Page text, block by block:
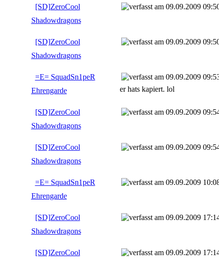
[SD]ZeroCool
09.09.2009
Shadowdragons
[SD]ZeroCool
09.09.2009
Shadowdragons
=E= SquadSn1peR
09.09.2009
Ehrengarde
er hats kapiert. lol
[SD]ZeroCool
09.09.2009
Shadowdragons
[SD]ZeroCool
09.09.2009
Shadowdragons
=E= SquadSn1peR
09.09.2009
Ehrengarde
[SD]ZeroCool
09.09.2009
Shadowdragons
[SD]ZeroCool
09.09.2009